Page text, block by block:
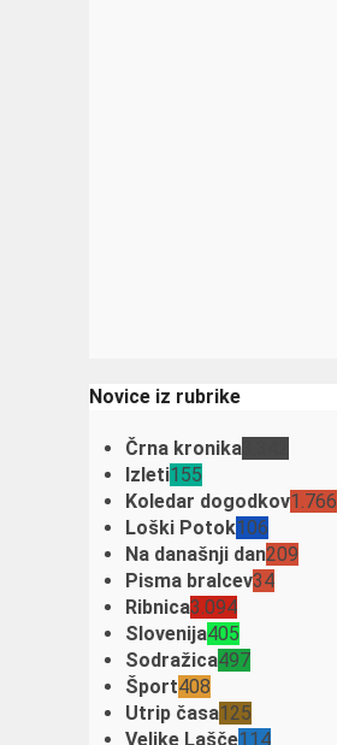
Novice iz rubrike
Črna kronika
Izleti155
Koledar dogodkov1.766
Loški Potok106
Na današnji dan209
Pisma bralcev34
Ribnica3.094
Slovenija405
Sodražica497
Šport408
Utrip časa125
Velike Lašče114